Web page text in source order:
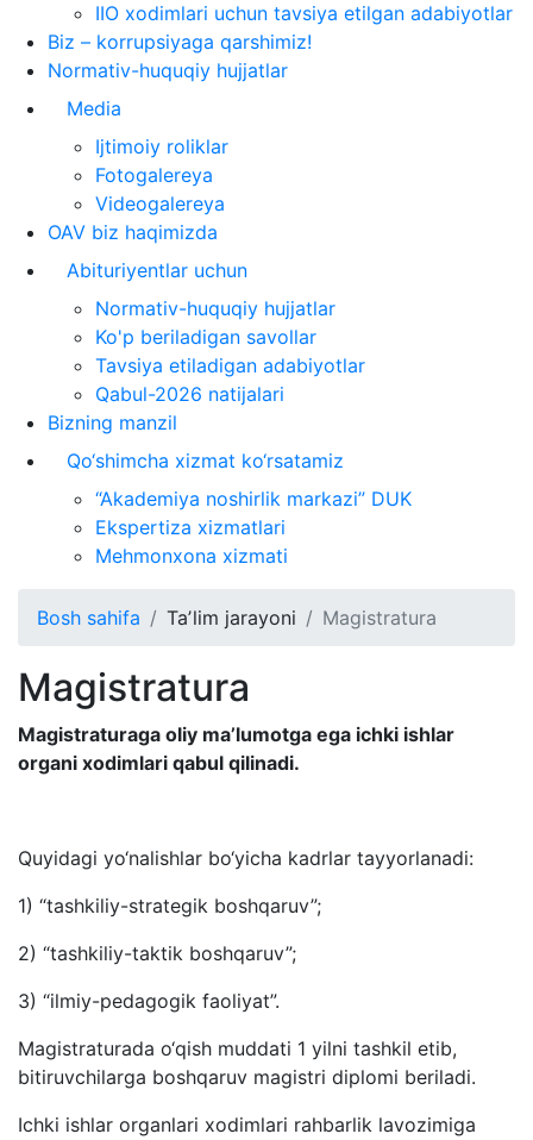
IIO xodimlari uchun tavsiya etilgan adabiyotlar
Biz – korrupsiyaga qarshimiz!
Normativ-huquqiy hujjatlar
Media
Ijtimoiy roliklar
Fotogalereya
Videogalereya
OAV biz haqimizda
Abituriyentlar uchun
Normativ-huquqiy hujjatlar
Ko'p beriladigan savollar
Tavsiya etiladigan adabiyotlar
Qabul-2026 natijalari
Bizning manzil
Qo‘shimcha xizmat ko‘rsatamiz
“Akademiya noshirlik markazi” DUK
Ekspertiza xizmatlari
Mehmonxona xizmati
Bosh sahifa Taʼlim jarayoni Magistratura
Magistratura
Magistraturaga oliy ma’lumotga ega ichki ishlar
organi xodimlari qabul qilinadi.
Quyidagi yo‘nalishlar bo‘yicha kadrlar tayyorlanadi:
1) “tashkiliy-strategik boshqaruv”;
2) “tashkiliy-taktik boshqaruv”;
3) “ilmiy-pedagogik faoliyat”.
Magistraturada o‘qish muddati 1 yilni tashkil etib,
bitiruvchilarga boshqaruv magistri diplomi beriladi.
Ichki ishlar organlari xodimlari rahbarlik lavozimiga